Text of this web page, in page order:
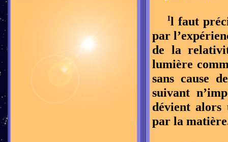
Il faut
par
de la
lumière
sans cause
suivant
dévient alors
par la